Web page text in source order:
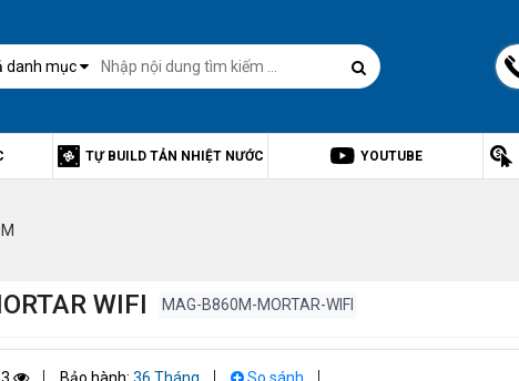
danh mục
TỰ BUILD TẢN NHIỆT NƯỚC YOUTUBE
WIFI MAG-B860M-MORTAR-WIFI